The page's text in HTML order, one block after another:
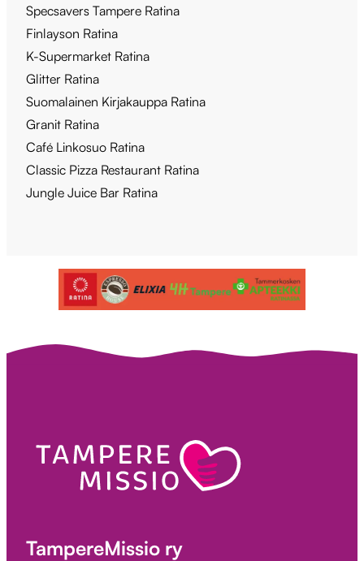
Specsavers Tampere Ratina
Finlayson Ratina
K-Supermarket Ratina
Glitter Ratina
Suomalainen Kirjakauppa Ratina
Granit Ratina
Café Linkosuo Ratina
Classic Pizza Restaurant Ratina
Jungle Juice Bar Ratina
TampereMissio ry